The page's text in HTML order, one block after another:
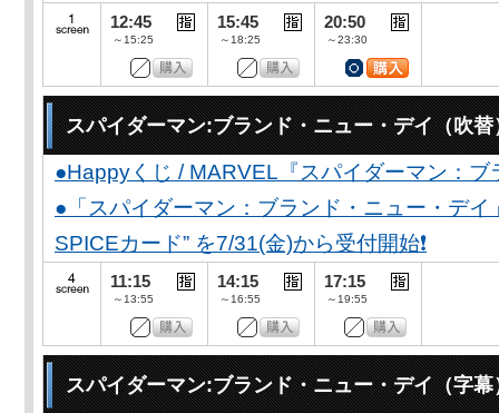
12:45
～15:25
15:45
～18:25
20:50
～23:30
スパイダーマン:ブランド・ニュー・デイ（吹替
●Happyくじ / MARVEL『スパイダーマン：
●「スパイダーマン：ブランド・ニュー・デ
SPICEカード” を7/31(金)から受付開始❗️
11:15
～13:55
14:15
～16:55
17:15
～19:55
スパイダーマン:ブランド・ニュー・デイ（字幕